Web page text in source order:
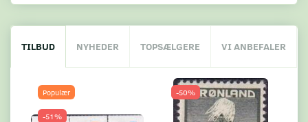
TILBUD NYHEDER TOPSÆLGERE VI ANBEFALER
Populær
-51%
-50%